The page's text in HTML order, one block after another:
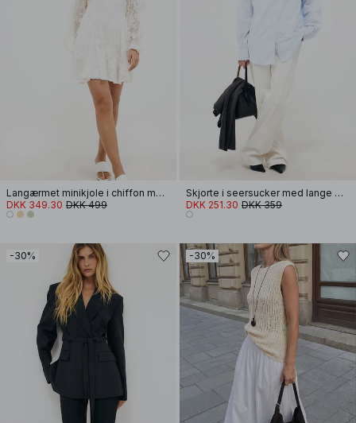
Langærmet minikjole i chiffon med broderi
DKK 349.30 DKK 499
Skjorte i seersucker med lange ærmer
DKK 251.30 DKK 359
-30% -30%